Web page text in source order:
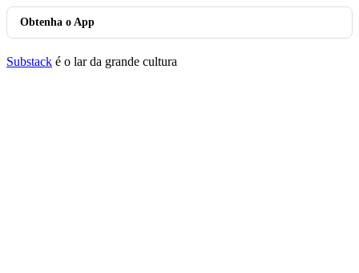
Obtenha o App
Substack é o lar da grande cultura